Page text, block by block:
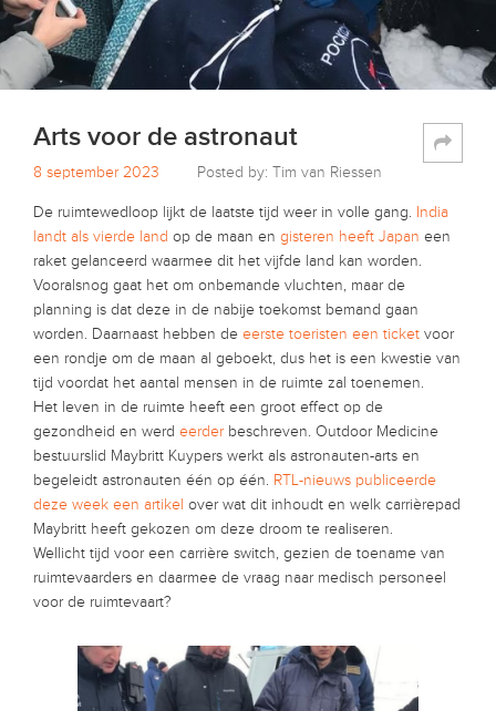
Arts voor de astronaut
8 september 2023 Posted by: Tim van Riessen
De ruimtewedloop lijkt de laatste tijd weer in volle gang. India
landt als vierde land op de maan en gisteren heeft Japan een
raket gelanceerd waarmee dit het vijfde land kan worden.
Vooralsnog gaat het om onbemande vluchten, maar de
planning is dat deze in de nabije toekomst bemand gaan
worden. Daarnaast hebben de eerste toeristen een ticket voor
een rondje om de maan al geboekt, dus het is een kwestie van
tijd voordat het aantal mensen in de ruimte zal toenemen.
Het leven in de ruimte heeft een groot effect op de
gezondheid en werd eerderbeschreven. Outdoor Medicine
bestuurslid Maybritt Kuypers werkt als astronauten-arts en
begeleidt astronauten één op één. RTL-nieuws publiceerde
deze week een artikel over wat dit inhoudt en welk carrièrepad
Maybritt heeft gekozen om deze droom te realiseren.
Wellicht tijd voor een carrière switch, gezien de toename van
ruimtevaarders en daarmee de vraag naar medisch personeel
voor de ruimtevaart?